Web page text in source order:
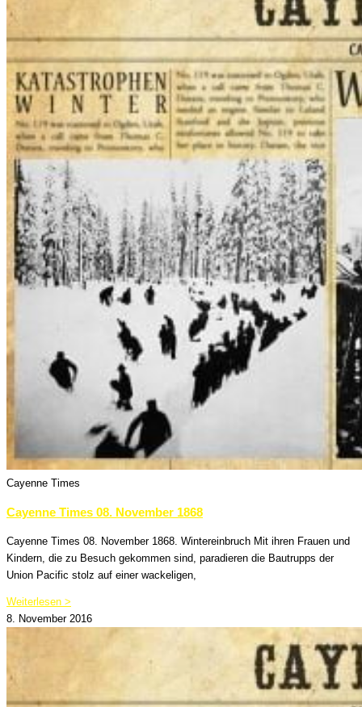
Cayenne Times
Cayenne Times 08. November 1868
Cayenne Times 08. November 1868. Wintereinbruch Mit ihren Frauen und
Kindern, die zu Besuch gekommen sind, paradieren die Bautrupps der
Union Pacific stolz auf einer wackeligen,
Weiterlesen >
8. November 2016